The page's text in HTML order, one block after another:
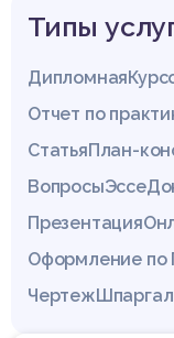
Типы
Дипломная
Отчет по
СтатьяПлан-
ВопросыЭссе
Презентация
Оформление по
Чертеж